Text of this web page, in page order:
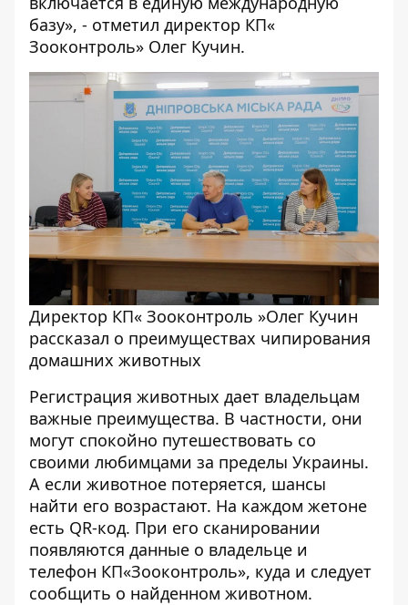
базу», - отметил директор КП«
Зооконтроль» Олег Кучин.
Директор КП« Зооконтроль »Олег Кучин
рассказал о преимуществах чипирования
домашних животных
Регистрация животных дает владельцам
важные преимущества. В частности, они
могут спокойно путешествовать со
своими любимцами за пределы Украины.
А если животное потеряется, шансы
найти его возрастают. На каждом жетоне
есть QR-код. При его сканировании
появляются данные о владельце и
телефон КП«Зооконтроль», куда и следует
сообщить о найденном животном.